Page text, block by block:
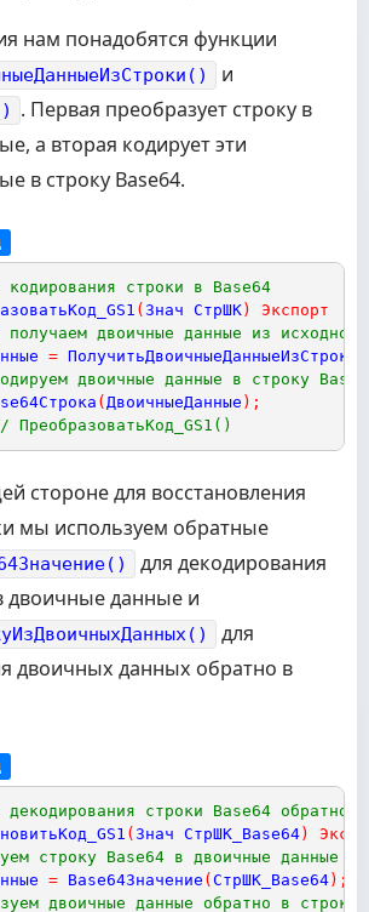
нам понадобятся функции
и
. Первая преобразует строку в
а вторая кодирует эти
в строку Base64.
строки в Base64
( Знач СтрШК)
Экспорт
двоичные данные из исходной
= ПолучитьДвоичныеДанныеИзСтроки
двоичные данные в строку
( ДвоичныеДанные ) ;
ПреобразоватьКод_GS1()
стороне для восстановления
мы используем обратные
для декодирования
двоичные данные и
для
двоичных данных обратно в
строки Base64 обратно
( Знач СтрШК_Base64)
строку Base64 в двоичные данные
= Base64Значение ( СтрШК_Base64) ;
двоичные данные обратно в строку